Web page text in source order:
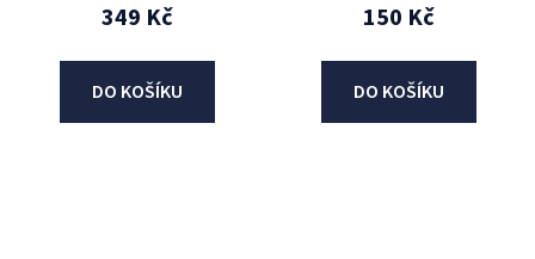
349 Kč
DO KOŠÍKU
150 Kč
DO KOŠÍKU